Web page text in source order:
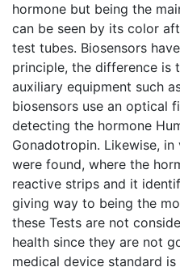
hormone but being the
can be seen by its color
test tubes. Biosensors
principle, the difference is
auxiliary equipment such
biosensors use an optical
detecting the hormone
Gonadotropin. Likewise,
were found, where the
reactive strips and it
giving way to being the
these Tests are not
health since they are not
medical device standard